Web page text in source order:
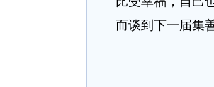
而谈到下一届集